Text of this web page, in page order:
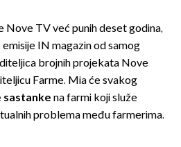
Nove TV već punih deset godina,
IN magazin od samog
brojnih projekata Nove
Farme. Mia će svakog
na farmi koji služe
problema među farmerima.